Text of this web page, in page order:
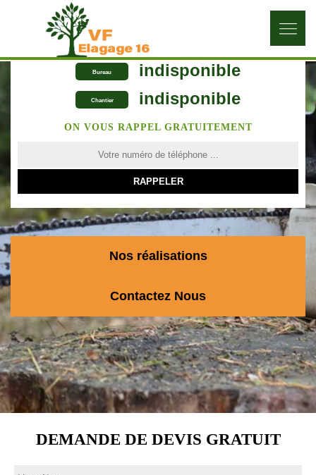
Bureau indisponible
Chantier indisponible
ON VOUS RAPPEL GRATUITEMENT
Nos réalisations
Contactez Nous
DEMANDE DE DEVIS GRATUIT